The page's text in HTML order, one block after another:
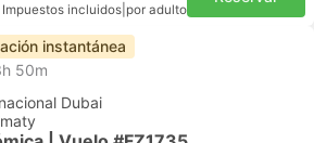
Impuestos incluidos por adulto
instantánea
50m
Dubai